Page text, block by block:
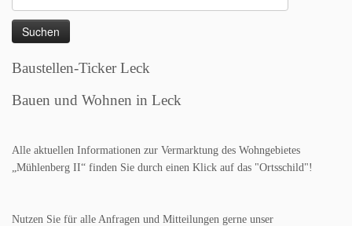
nach:
Baustellen-Ticker Leck
Bauen und Wohnen in Leck
Alle aktuellen Informationen zur Vermarktung des Wohngebietes
„Mühlenberg II“ finden Sie durch einen Klick auf das "Ortsschild"!
Nutzen Sie für alle Anfragen und Mitteilungen gerne unser